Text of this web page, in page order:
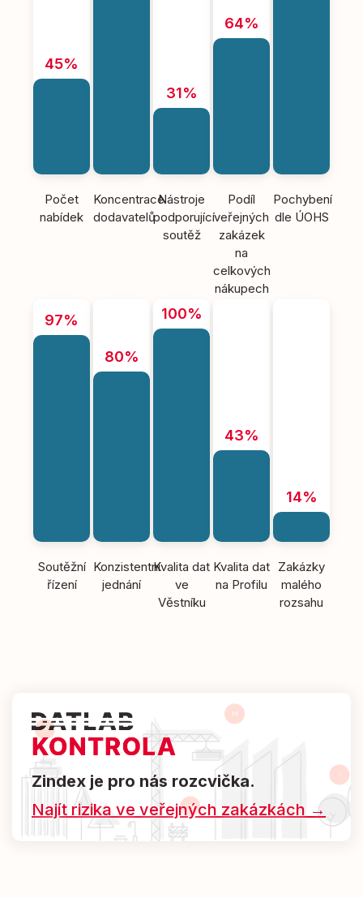
45%
Počet
nabídek
Koncentrace
dodavatelů
31%
Nástroje
podporující
soutěž
64%
Podíl
veřejných
zakázek
na
celkových
nákupech
Pochybení
dle ÚOHS
97%
Soutěžní
řízení
80%
Konzistentní
jednání
100%
Kvalita dat
ve
Věstníku
43%
Kvalita dat
na Profilu
14%
Zakázky
malého
rozsahu
Zindex je pro nás rozcvička.
Najít rizika ve veřejných zakázkách →